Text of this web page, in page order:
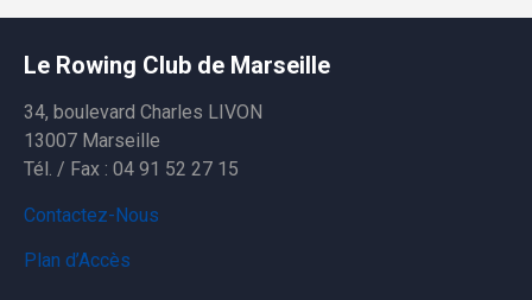
Le Rowing Club de Marseille
34, boulevard Charles LIVON
13007 Marseille
Tél. / Fax : 04 91 52 27 15
Contactez-Nous
Plan d’Accès